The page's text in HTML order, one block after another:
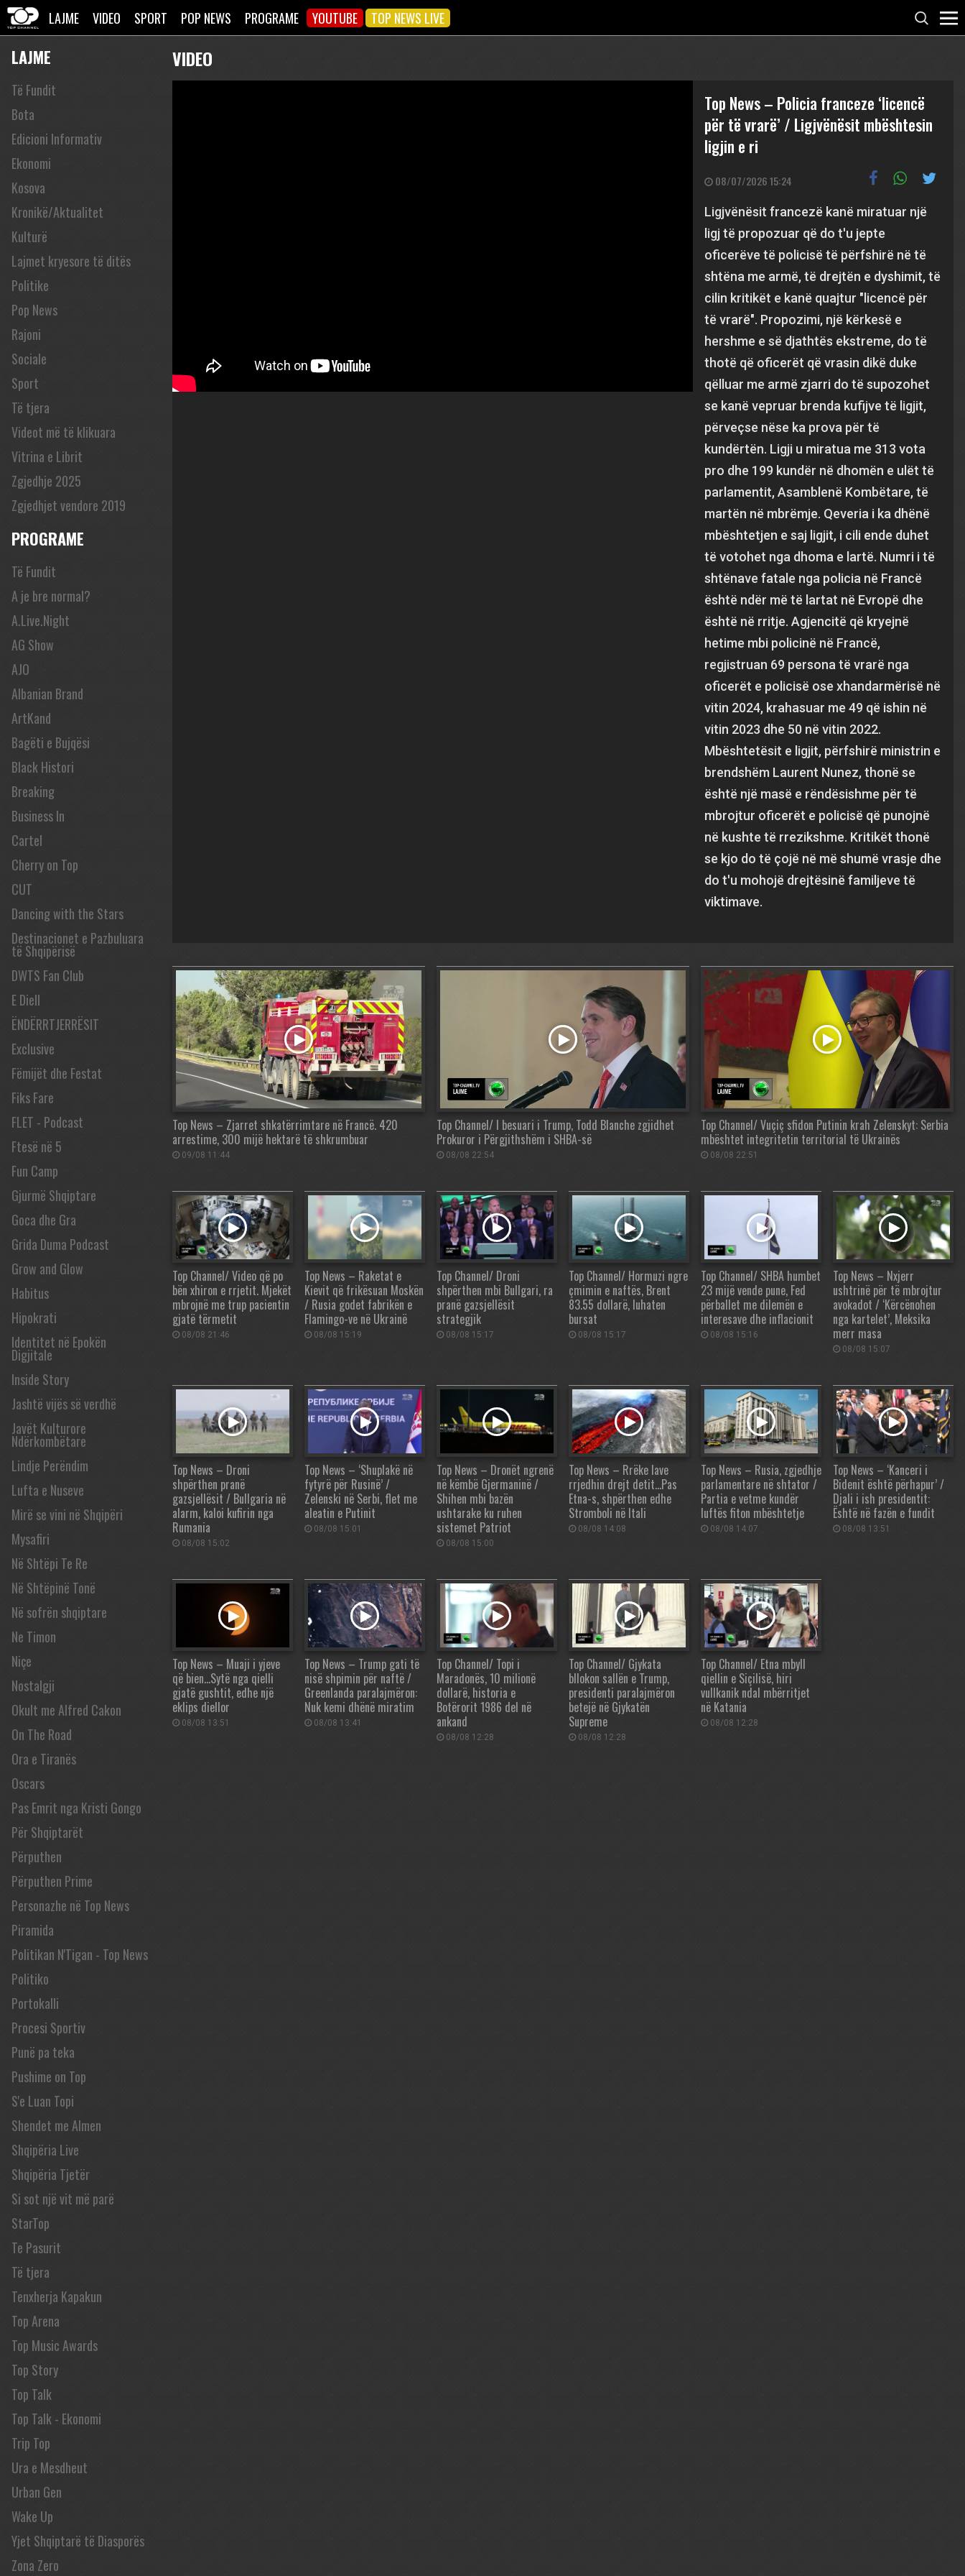
LAJME VIDEO SPORT POP NEWS PROGRAME YOUTUBE TOP NEWS LIVE
LAJME
Të Fundit
Bota
Edicioni Informativ
Ekonomi
Kosova
Kronikë/Aktualitet
Kulturë
Lajmet kryesore të ditës
Politike
Pop News
Rajoni
Sociale
Sport
Të tjera
Videot më të klikuara
Vitrina e Librit
Zgjedhje 2025
Zgjedhjet vendore 2019
PROGRAME
Të Fundit
A je bre normal?
A.Live.Night
AG Show
AJO
Albanian Brand
ArtKand
Bagëti e Bujqësi
Black Histori
Breaking
Business In
Cartel
Cherry on Top
CUT
Dancing with the Stars
Destinacionet e Pazbuluara
të Shqipërisë
DWTS Fan Club
E Diell
ËNDËRRTJERRËSIT
Exclusive
Fëmijët dhe Festat
Fiks Fare
FLET - Podcast
Ftesë në 5
Fun Camp
Gjurmë Shqiptare
Goca dhe Gra
Grida Duma Podcast
Grow and Glow
Habitus
Hipokrati
Identitet në Epokën
Digjitale
Inside Story
Jashtë vijës së verdhë
Javët Kulturore
Ndërkombëtare
Lindje Perëndim
Lufta e Nuseve
Mirë se vini në Shqipëri
Mysafiri
Në Shtëpi Te Re
Në Shtëpinë Tonë
Në sofrën shqiptare
Ne Timon
Niçe
Nostalgji
Okult me Alfred Cakon
On The Road
Ora e Tiranës
Oscars
Pas Emrit nga Kristi Gongo
Për Shqiptarët
Përputhen
Përputhen Prime
Personazhe në Top News
Piramida
Politikan N'Tigan - Top News
Politiko
Portokalli
Procesi Sportiv
Punë pa teka
Pushime on Top
S'e Luan Topi
Shendet me Almen
Shqipëria Live
Shqipëria Tjetër
Si sot një vit më parë
StarTop
Te Pasurit
Të tjera
Tenxherja Kapakun
Top Arena
Top Music Awards
Top Story
Top Talk
Top Talk - Ekonomi
Trip Top
Ura e Mesdheut
Urban Gen
Wake Up
Yjet Shqiptarë të Diasporës
Zona Zero
VIDEO
Top News – Policia franceze ‘licencë
për të vrarë’ / Ligjvënësit mbështesin
ligjin e ri
08/07/2026 15:24
Ligjvënësit francezë kanë miratuar një
ligj të propozuar që do t'u jepte
oficerëve të policisë të përfshirë në të
shtëna me armë, të drejtën e dyshimit, të
cilin kritikët e kanë quajtur "licencë për
të vrarë". Propozimi, një kërkesë e
hershme e së djathtës ekstreme, do të
thotë që oficerët që vrasin dikë duke
qëlluar me armë zjarri do të supozohet
se kanë vepruar brenda kufijve të ligjit,
përveçse nëse ka prova për të
kundërtën. Ligji u miratua me 313 vota
pro dhe 199 kundër në dhomën e ulët të
parlamentit, Asamblenë Kombëtare, të
martën në mbrëmje. Qeveria i ka dhënë
mbështetjen e saj ligjit, i cili ende duhet
të votohet nga dhoma e lartë. Numri i të
shtënave fatale nga policia në Francë
është ndër më të lartat në Evropë dhe
është në rritje. Agjencitë që kryejnë
hetime mbi policinë në Francë,
regjistruan 69 persona të vrarë nga
oficerët e policisë ose xhandarmërisë në
vitin 2024, krahasuar me 49 që ishin në
vitin 2023 dhe 50 në vitin 2022.
Mbështetësit e ligjit, përfshirë ministrin e
brendshëm Laurent Nunez, thonë se
është një masë e rëndësishme për të
mbrojtur oficerët e policisë që punojnë
në kushte të rrezikshme. Kritikët thonë
se kjo do të çojë në më shumë vrasje dhe
do t'u mohojë drejtësinë familjeve të
viktimave.
Top News – Zjarret shkatërrimtare në Francë. 420
arrestime, 300 mijë hektarë të shkrumbuar
09/08 11:44
Top Channel/ I besuari i Trump, Todd Blanche zgjidhet
Prokuror i Përgjithshëm i SHBA-së
08/08 22:54
Top Channel/ Vuçiç sfidon Putinin krah Zelenskyt: Serbia
mbështet integritetin territorial të Ukrainës
08/08 22:51
Top Channel/ Video që po
bën xhiron e rrjetit. Mjekët
mbrojnë me trup pacientin
gjatë tërmetit
08/08 21:46
Top News – Raketat e
Kievit që frikësuan Moskën
/ Rusia godet fabrikën e
Flamingo-ve në Ukrainë
08/08 15:19
Top Channel/ Droni
shpërthen mbi Bullgari, ra
pranë gazsjellësit
strategjik
08/08 15:17
Top Channel/ Hormuzi ngre
çmimin e naftës, Brent
83.55 dollarë, luhaten
bursat
08/08 15:17
Top Channel/ SHBA humbet
23 mijë vende pune, Fed
përballet me dilemën e
interesave dhe inflacionit
08/08 15:16
Top News – Nxjerr
ushtrinë për të mbrojtur
avokadot / ‘Kërcënohen
nga kartelet’, Meksika
merr masa
08/08 15:07
Top News – Droni
shpërthen pranë
gazsjellësit / Bullgaria në
alarm, kaloi kufirin nga
Rumania
08/08 15:02
Top News – ‘Shuplakë në
fytyrë për Rusinë’ /
Zelenski në Serbi, flet me
aleatin e Putinit
08/08 15:01
Top News – Dronët ngrenë
në këmbë Gjermaninë /
Shihen mbi bazën
ushtarake ku ruhen
sistemet Patriot
08/08 15:00
Top News – Rrëke lave
rrjedhin drejt detit…Pas
Etna-s, shpërthen edhe
Stromboli në Itali
08/08 14:08
Top News – Rusia, zgjedhje
parlamentare në shtator /
Partia e vetme kundër
luftës fiton mbështetje
08/08 14:07
Top News – ‘Kanceri i
Bidenit është përhapur’ /
Djali i ish presidentit:
Është në fazën e fundit
08/08 13:51
Top News – Muaji i yjeve
që bien…Sytë nga qielli
gjatë gushtit, edhe një
eklips diellor
08/08 13:51
Top News – Trump gati të
nisë shpimin për naftë /
Greenlanda paralajmëron:
Nuk kemi dhënë miratim
08/08 13:41
Top Channel/ Topi i
Maradonës, 10 milionë
dollarë, historia e
Botërorit 1986 del në
ankand
08/08 12:28
Top Channel/ Gjykata
bllokon sallën e Trump,
presidenti paralajmëron
betejë në Gjykatën
Supreme
08/08 12:28
Top Channel/ Etna mbyll
qiellin e Siçilisë, hiri
vullkanik ndal mbërritjet
në Katania
08/08 12:28